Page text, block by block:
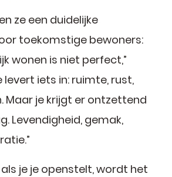
ze een duidelijke
toekomstige bewoners:
wonen is niet perfect,”
levert iets in: ruimte, rust,
Maar je krijgt er ontzettend
Levendigheid, gemak,
als je je openstelt, wordt het